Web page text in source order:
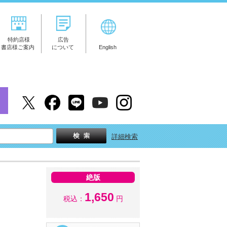
特約店様
書店様ご案内
広告
について
English
詳細検索
絶版
税込： 1,650 円